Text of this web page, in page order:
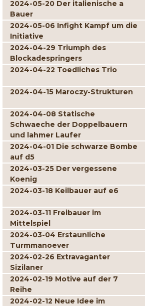
2024-05-20 Der italienische a
Bauer
2024-05-06 Infight Kampf um die
Initiative
2024-04-29 Triumph des
Blockadespringers
2024-04-22 Toedliches Trio
2024-04-15 Maroczy-Strukturen
2024-04-08 Statische
Schwaeche der Doppelbauern
und lahmer Laufer
2024-04-01 Die schwarze Bombe
auf d5
2024-03-25 Der vergessene
Koenig
2024-03-18 Keilbauer auf e6
2024-03-11 Freibauer im
Mittelspiel
2024-03-04 Erstaunliche
Turmmanoever
2024-02-26 Extravaganter
Sizilaner
2024-02-19 Motive auf der 7
Reihe
2024-02-12 Neue Idee im